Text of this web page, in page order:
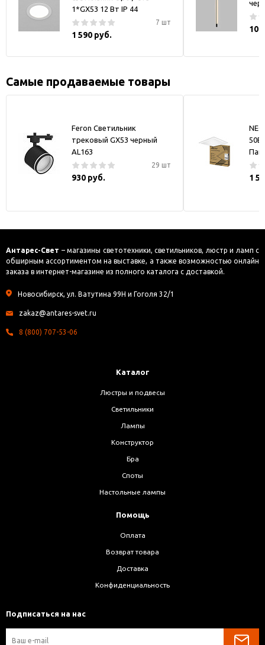
1*GX53 12 Вт IP 44
7 шт
1 590 руб.
10
Самые продаваемые товары
Feron Светильник
трековый GX53 черный
AL163
29 шт
930 руб. 1
Антарес-Свет – магазины светотехники, светильников, люстр и ламп с
обширным ассортиментом на выставке, а также возможностью онлайн
заказа в интернет-магазине из полного каталога с доставкой.
Новосибирск, ул. Ватутина 99Н и Гоголя 32/1
zakaz@antares-svet.ru
8 (800) 707-53-06
Каталог
Люстры и подвесы
Светильники
Лампы
Конструктор
Бра
Споты
Настольные лампы
Помощь
Оплата
Возврат товара
Доставка
Конфиденциальность
Подписаться на нас